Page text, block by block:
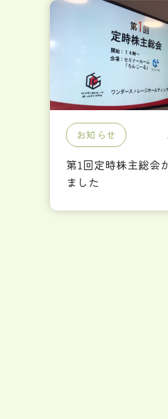
お知らせ
第1回定時株主総会
ました